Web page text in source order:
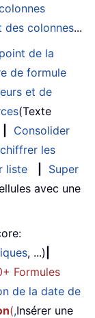
des colonnes...
de la
de formule
et de
(Texte
Consolider
les
liste
Super
avec une
, ...)
Formules
de la date de
(,Insérer une